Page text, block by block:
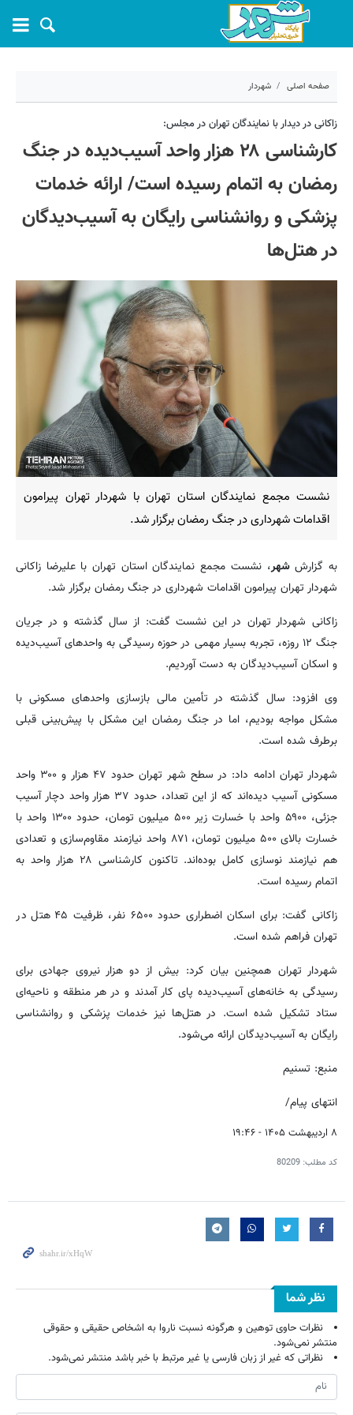
صفحه اصلی شهردار
۸ اردیبهشت ۱۴۰۵ - ۱۹:۴۶
کد مطلب:80209
زاکانی در دیدار با نمایندگان تهران در مجلس:
کارشناسی ۲۸ هزار واحد آسیب‌دیده در جنگ
رمضان به اتمام رسیده است/ ارائه خدمات
پزشکی و روانشناسی رایگان به آسیب‌دیدگان
در هتل‌ها
نشست مجمع نمایندگان استان تهران با شهردار تهران پیرامون
اقدامات شهرداری در جنگ رمضان برگزار شد.
به گزارششهر، نشست مجمع نمایندگان استان تهران با علیرضا زاکانی
شهردار تهران پیرامون اقدامات شهرداری در جنگ رمضان برگزار شد.
زاکانی شهردار تهران در این نشست گفت: از سال گذشته و در جریان
جنگ ۱۲ روزه، تجربه بسیار مهمی در حوزه رسیدگی به واحدهای آسیب‌دیده
و اسکان آسیب‌دیدگان به دست آوردیم.
وی افزود: سال گذشته در تأمین مالی بازسازی واحدهای مسکونی با
مشکل مواجه بودیم، اما در جنگ رمضان این مشکل با پیش‌بینی قبلی
برطرف شده است.
شهردار تهران ادامه داد: در سطح شهر تهران حدود ۴۷ هزار و ۳۰۰ واحد
مسکونی آسیب دیده‌اند که از این تعداد، حدود ۳۷ هزار واحد دچار آسیب
جزئی، ۵۹۰۰ واحد با خسارت زیر ۵۰۰ میلیون تومان، حدود ۱۳۰۰ واحد با
خسارت بالای ۵۰۰ میلیون تومان، ۸۷۱ واحد نیازمند مقاوم‌سازی و تعدادی
هم نیازمند نوسازی کامل بوده‌اند. تاکنون کارشناسی ۲۸ هزار واحد به
اتمام رسیده است.
زاکانی گفت: برای اسکان اضطراری حدود ۶۵۰۰ نفر، ظرفیت ۴۵ هتل در
تهران فراهم شده است.
شهردار تهران همچنین بیان کرد: بیش از دو هزار نیروی جهادی برای
رسیدگی به خانه‌های آسیب‌دیده پای کار آمدند و در هر منطقه و ناحیه‌ای
ستاد تشکیل شده است. در هتل‌ها نیز خدمات پزشکی و روانشناسی
رایگان به آسیب‌دیدگان ارائه می‌شود.
منبع: تسنیم
انتهای پیام/
۸ اردیبهشت ۱۴۰۵ - ۱۹:۴۶
کد مطلب: 80209
نظر شما
نظرات حاوی توهین و هرگونه نسبت ناروا به اشخاص حقیقی و حقوقی
منتشر نمی‌شود.
نظراتی که غیر از زبان فارسی یا غیر مرتبط با خبر باشد منتشر نمی‌شود.